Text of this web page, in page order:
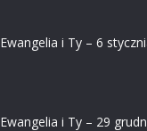
Ewangelia i Ty – 6
Ewangelia i Ty – 29